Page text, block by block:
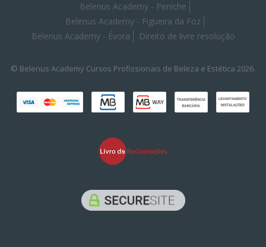
Belenus Academy - Peniche
Belenus Academy - Figueira da Foz
Belenus Academy - Évora
Direito de livre resolução
© Belenus Academy Cursos Profissionais de Beleza e Estética 2026.